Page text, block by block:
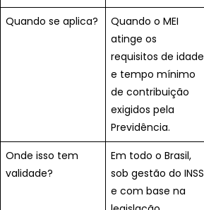
Quando se aplica?
Quando o MEI
atinge os
requisitos de idade
e tempo mínimo
de contribuição
exigidos pela
Previdência.
Onde isso tem
validade?
Em todo o Brasil,
sob gestão do INSS
e com base na